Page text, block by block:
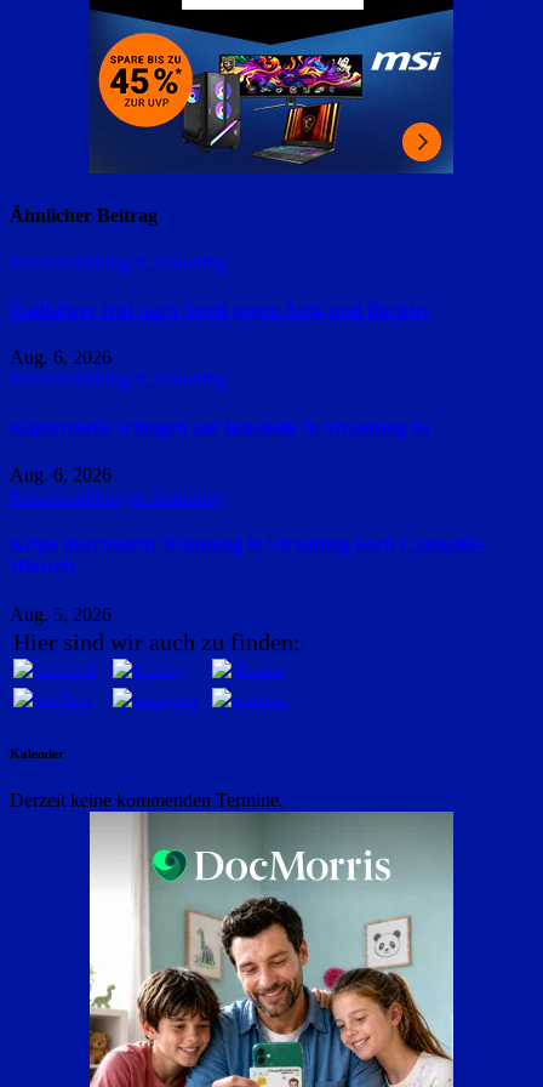
Ähnlicher Beitrag
Polizeimeldungen Straubing
Radfahrer tritt nach Streit gegen Auto und flüchtet
Aug. 6, 2026
Polizeimeldungen Straubing
Kupferdiebe schlagen auf Baustelle in Straubing zu
Aug. 6, 2026
Polizeimeldungen Straubing
Kripo durchsucht Wohnung in Straubing nach Cannabis-
Hinweis
Aug. 5, 2026
Hier sind wir auch zu finden:
Kalender
Derzeit keine kommenden Termine.